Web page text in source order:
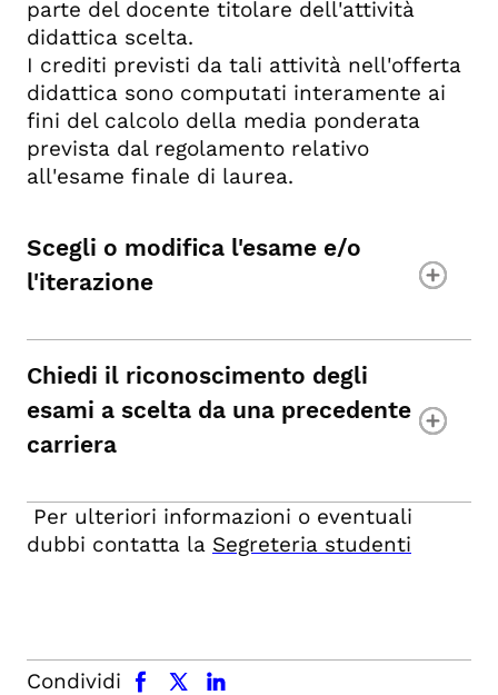
parte del docente titolare dell'attività
didattica scelta.
I crediti previsti da tali attività nell'offerta
didattica sono computati interamente ai
fini del calcolo della media ponderata
prevista dal regolamento relativo
all'esame finale di laurea.
Scegli o modifica l'esame e/o
l'iterazione
Chiedi il riconoscimento degli
esami a scelta da una precedente
carriera
Per ulteriori informazioni o eventuali
dubbi contatta la Segreteria studenti
Condividi
facebook x.com linkedin